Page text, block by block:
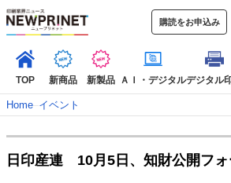
購読をお申込み
TOP 新商品 新製品 ＡＩ・デジタルデジタル
Home–イベント
日印産連 10月5日、知財公開フ